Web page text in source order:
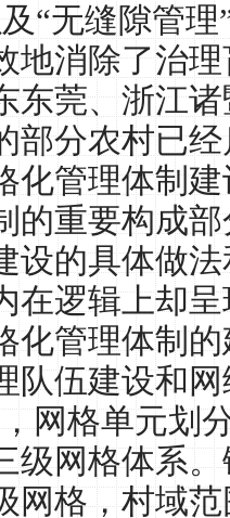
“无缝隙管
地消除了治
东莞、浙江
部分农村已
化管理体制
的重要构成
设的具体做
在逻辑上却
化管理体制
队伍建设和
网格单元划
级网格体系
网格，村域